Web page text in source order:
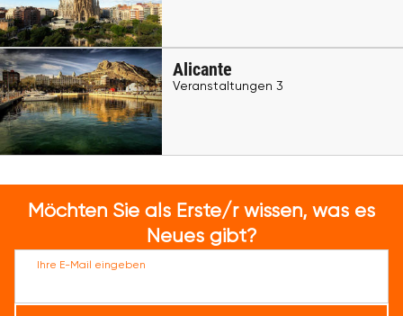
Alicante
Veranstaltungen 3
Möchten Sie als Erste/r wissen, was es
Neues gibt?
Ihre E-Mail eingeben